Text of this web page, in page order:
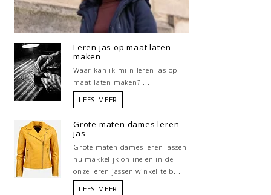
Leren jas op maat laten
maken
Waar kan ik mijn leren jas op
maat laten maken? ...
LEES MEER
Grote maten dames leren
jas
Grote maten dames leren jassen
nu makkelijk online en in de
onze leren jassen winkel te b...
LEES MEER